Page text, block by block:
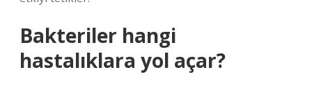
Bakteriler hangi
hastalıklara yol açar?